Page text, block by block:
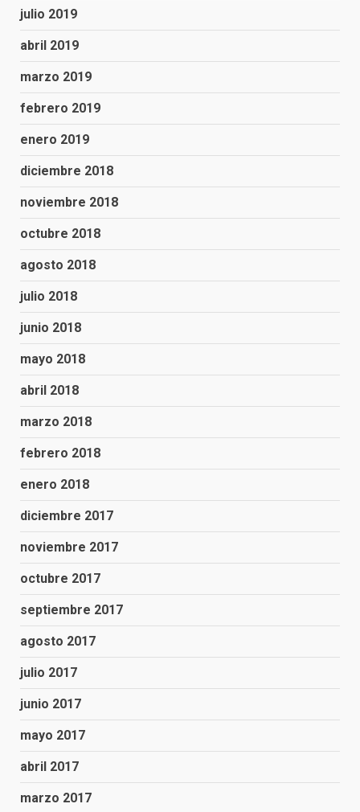
julio 2019
abril 2019
marzo 2019
febrero 2019
enero 2019
diciembre 2018
noviembre 2018
octubre 2018
agosto 2018
julio 2018
junio 2018
mayo 2018
abril 2018
marzo 2018
febrero 2018
enero 2018
diciembre 2017
noviembre 2017
octubre 2017
septiembre 2017
agosto 2017
julio 2017
junio 2017
mayo 2017
abril 2017
marzo 2017